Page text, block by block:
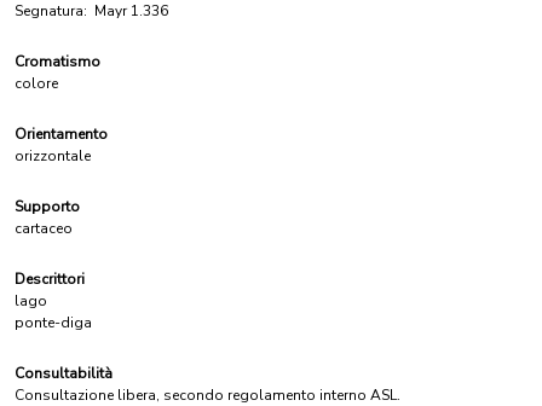
Segnatura: Mayr 1.336
Cromatismo
colore
Orientamento
orizzontale
Supporto
cartaceo
Descrittori
lago
ponte-diga
Consultabilità
Consultazione libera, secondo regolamento interno ASL.